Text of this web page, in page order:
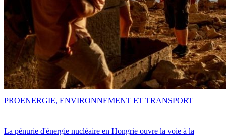
La pénurie d'énergie nucléaire en Hongrie ouvre la voie à la
PROENERGIE, ENVIRONNEMENT ET TRANSPORT